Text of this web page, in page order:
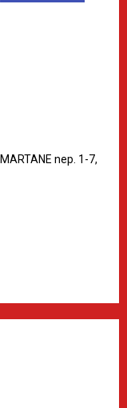
nep. 1-7,